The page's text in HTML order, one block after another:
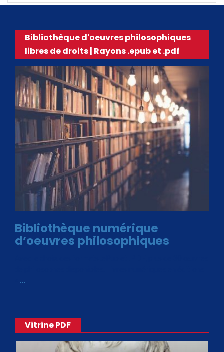
Bibliothèque d'oeuvres philosophiques
libres de droits | Rayons .epub et .pdf
Bibliothèque numérique
d’oeuvres philosophiques
…
Vitrine PDF